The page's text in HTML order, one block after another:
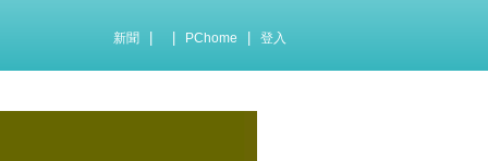
新聞 PChome 登入